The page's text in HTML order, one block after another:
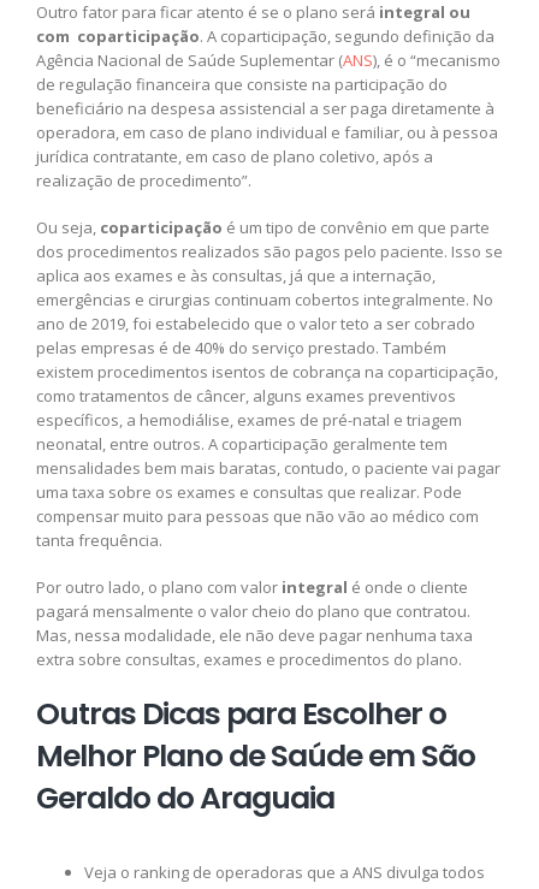
Outro fator para ficar atento é se o plano será integral ou
com coparticipação. A coparticipação, segundo definição da
Agência Nacional de Saúde Suplementar (ANS), é o “mecanismo
de regulação financeira que consiste na participação do
beneficiário na despesa assistencial a ser paga diretamente à
operadora, em caso de plano individual e familiar, ou à pessoa
jurídica contratante, em caso de plano coletivo, após a
realização de procedimento”.
Ou seja, coparticipação é um tipo de convênio em que parte
dos procedimentos realizados são pagos pelo paciente. Isso se
aplica aos exames e às consultas, já que a internação,
emergências e cirurgias continuam cobertos integralmente. No
ano de 2019, foi estabelecido que o valor teto a ser cobrado
pelas empresas é de 40% do serviço prestado. Também
existem procedimentos isentos de cobrança na coparticipação,
como tratamentos de câncer, alguns exames preventivos
específicos, a hemodiálise, exames de pré-natal e triagem
neonatal, entre outros. A coparticipação geralmente tem
mensalidades bem mais baratas, contudo, o paciente vai pagar
uma taxa sobre os exames e consultas que realizar. Pode
compensar muito para pessoas que não vão ao médico com
tanta frequência.
Por outro lado, o plano com valor integral é onde o cliente
pagará mensalmente o valor cheio do plano que contratou.
Mas, nessa modalidade, ele não deve pagar nenhuma taxa
extra sobre consultas, exames e procedimentos do plano.
Outras Dicas para Escolher o
Melhor Plano de Saúde em São
Geraldo do Araguaia
Veja o ranking de operadoras que a ANS divulga todos